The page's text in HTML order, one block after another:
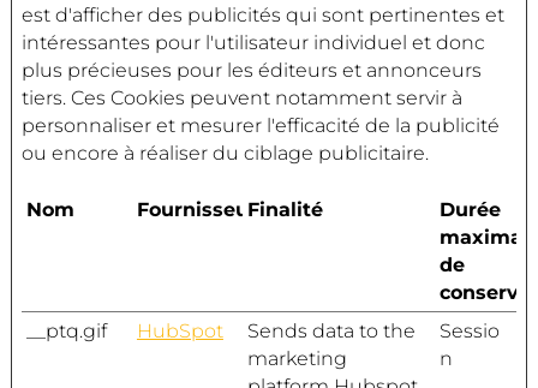
est d'afficher des publicités qui sont pertinentes et
intéressantes pour l'utilisateur individuel et donc
plus précieuses pour les éditeurs et annonceurs
tiers. Ces Cookies peuvent notamment servir à
personnaliser et mesurer l'efficacité de la publicité
ou encore à réaliser du ciblage publicitaire.
Nom FournisseurFinalité
Durée
de
__ptq.gif
HubSpot
Sends data to the
marketing
Sessio
n